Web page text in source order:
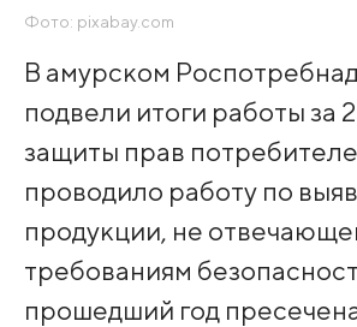
Фото: pixabay.com
В амурском
подвели итоги работы за
защиты прав
проводило работу по
продукции, не
требованиям
прошедший год